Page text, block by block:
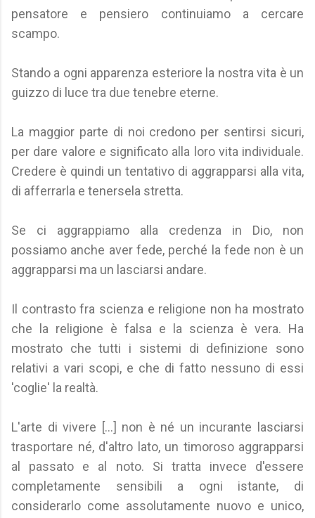
pensatore e pensiero continuiamo a cercare
scampo.
Stando a ogni apparenza esteriore la nostra vita è un
guizzo di luce tra due tenebre eterne.
La maggior parte di noi credono per sentirsi sicuri,
per dare valore e significato alla loro vita individuale.
Credere è quindi un tentativo di aggrapparsi alla vita,
di afferrarla e tenersela stretta.
Se ci aggrappiamo alla credenza in Dio, non
possiamo anche aver fede, perché la fede non è un
aggrapparsi ma un lasciarsi andare.
Il contrasto fra scienza e religione non ha mostrato
che la religione è falsa e la scienza è vera. Ha
mostrato che tutti i sistemi di definizione sono
relativi a vari scopi, e che di fatto nessuno di essi
'coglie' la realtà.
L'arte di vivere [...] non è né un incurante lasciarsi
trasportare né, d'altro lato, un timoroso aggrapparsi
al passato e al noto. Si tratta invece d'essere
completamente sensibili a ogni istante, di
considerarlo come assolutamente nuovo e unico,